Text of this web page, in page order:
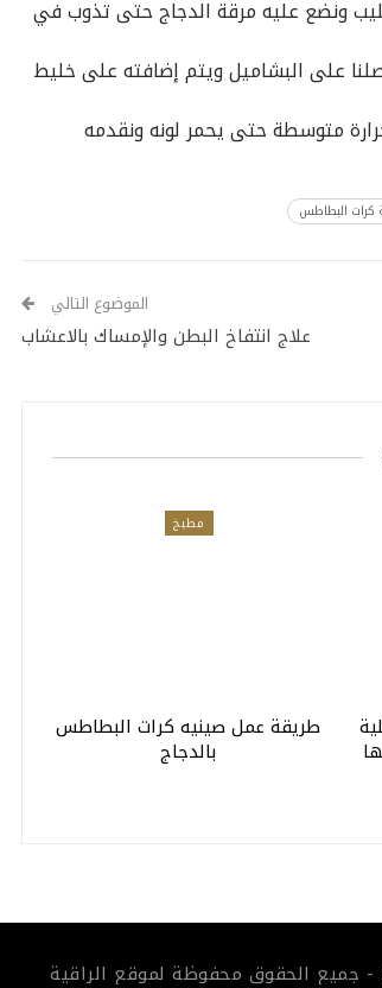
ونضع عليه مرقة الدجاج حتى تذوب في
على البشاميل ويتم إضافته على خليط
متوسطة حتى يحمر لونه ونقدمه
كرات البطاطس
الموضوع التالي
علاج انتفاخ البطن والإمساك بالاعشاب
مطبخ
طريقة عمل صينيه كرات البطاطس
بالدجاج